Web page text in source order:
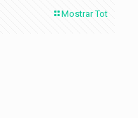
Mostrar Tot